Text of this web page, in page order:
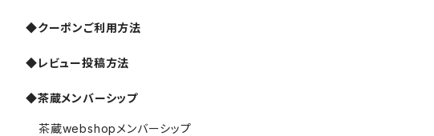
◆クーポンご利用方法
◆レビュー投稿方法
◆茶蔵メンバーシップ
茶蔵webshopメンバーシップ